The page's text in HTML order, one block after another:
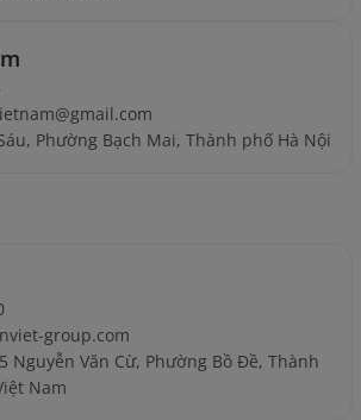
Phường Bạch Mai, Thành phố Hà Nội
group.com
Nguyễn Văn Cừ, Phường Bồ Đề, Thành
Nam